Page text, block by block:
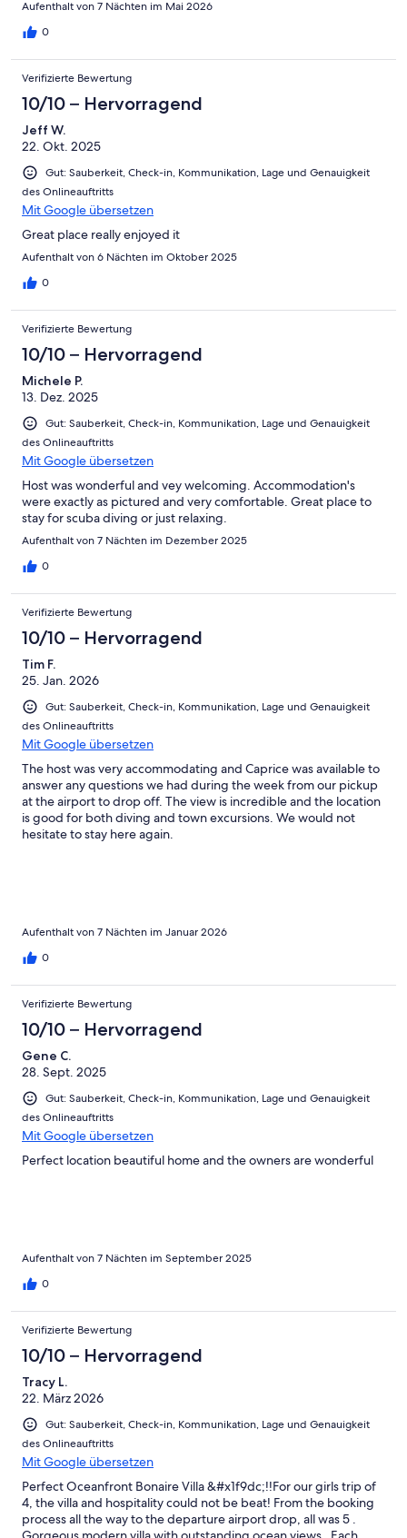
Aufenthalt von 7 Nächten im Mai 2026
0
Verifizierte Bewertung
10/10 – Hervorragend
Jeff W.
22. Okt. 2025
Gut: Sauberkeit, Check-in, Kommunikation, Lage und Genauigkeit
des Onlineauftritts
Mit Google übersetzen
Great place really enjoyed it
Aufenthalt von 6 Nächten im Oktober 2025
0
Verifizierte Bewertung
10/10 – Hervorragend
Michele P.
13. Dez. 2025
Gut: Sauberkeit, Check-in, Kommunikation, Lage und Genauigkeit
des Onlineauftritts
Mit Google übersetzen
Host was wonderful and vey welcoming. Accommodation's
were exactly as pictured and very comfortable. Great place to
stay for scuba diving or just relaxing.
Aufenthalt von 7 Nächten im Dezember 2025
0
Verifizierte Bewertung
10/10 – Hervorragend
Tim F.
25. Jan. 2026
Gut: Sauberkeit, Check-in, Kommunikation, Lage und Genauigkeit
des Onlineauftritts
Mit Google übersetzen
The host was very accommodating and Caprice was available to
answer any questions we had during the week from our pickup
at the airport to drop off. The view is incredible and the location
is good for both diving and town excursions. We would not
hesitate to stay here again.
Aufenthalt von 7 Nächten im Januar 2026
0
Verifizierte Bewertung
10/10 – Hervorragend
Gene C.
28. Sept. 2025
Gut: Sauberkeit, Check-in, Kommunikation, Lage und Genauigkeit
des Onlineauftritts
Mit Google übersetzen
Perfect location beautiful home and the owners are wonderful
Aufenthalt von 7 Nächten im September 2025
0
Verifizierte Bewertung
10/10 – Hervorragend
Tracy L.
22. März 2026
Gut: Sauberkeit, Check-in, Kommunikation, Lage und Genauigkeit
des Onlineauftritts
Mit Google übersetzen
Perfect Oceanfront Bonaire Villa &#x1f9dc;!!For our girls trip of
4, the villa and hospitality could not be beat! From the booking
process all the way to the departure airport drop, all was 5 .